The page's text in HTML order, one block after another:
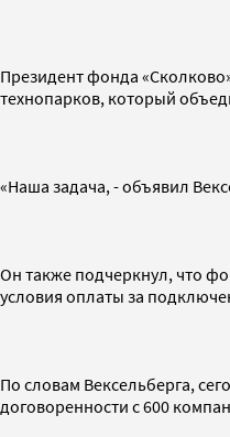
Президент фонда
технопарков, который
«Наша задача, - объявил
Он также подчеркнул, что
условия оплаты за
По словам Вексельберга,
договоренности с 600